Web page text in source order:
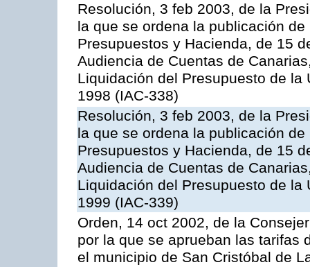
Resolución, 3 feb 2003, de la
la que se ordena la publicación
Presupuestos y Hacienda, de 15
Audiencia de Cuentas de
Liquidación del Presupuesto de
1998 (IAC-338)
Resolución, 3 feb 2003, de la
la que se ordena la publicación
Presupuestos y Hacienda, de 15
Audiencia de Cuentas de
Liquidación del Presupuesto de
1999 (IAC-339)
Orden, 14 oct 2002, de la
por la que se aprueban las tarifas
el municipio de San Cristóbal de